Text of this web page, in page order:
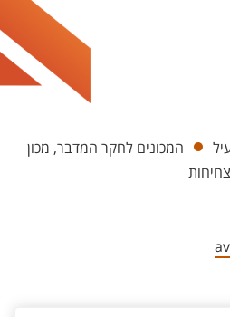
המכונים לחקר המדבר, מכון